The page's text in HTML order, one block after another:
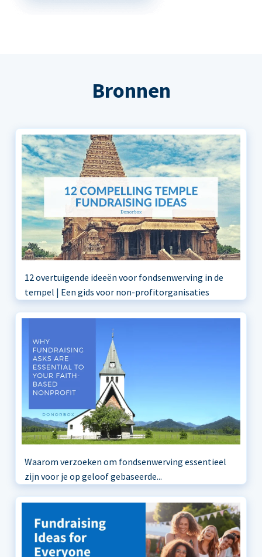
Bronnen
12 overtuigende ideeën voor fondsenwerving in de
tempel | Een gids voor non-profitorganisaties
Waarom verzoeken om fondsenwerving essentieel
zijn voor je op geloof gebaseerde...